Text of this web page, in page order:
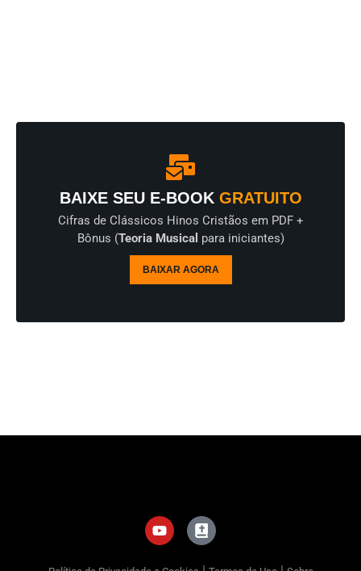
BAIXE SEU E-BOOKGRATUITO
Cifras de Clássicos Hinos Cristãos em PDF +
Bônus (Teoria Musical para iniciantes)
BAIXAR AGORA